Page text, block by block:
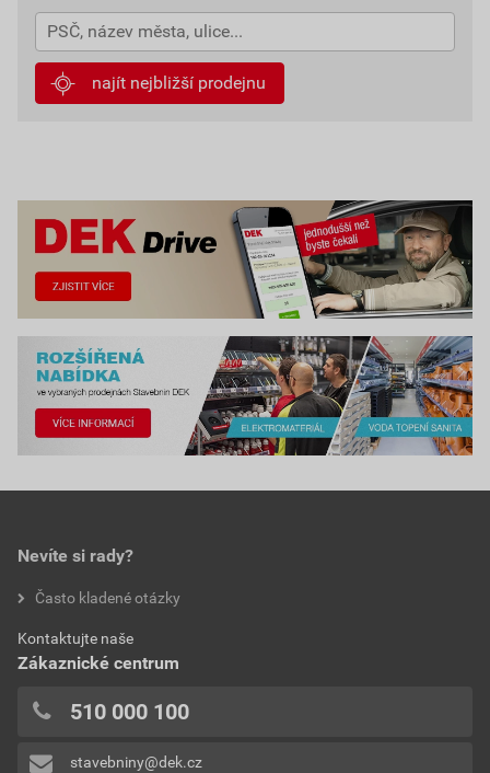
najít nejbližší prodejnu
Nevíte si rady?
Často kladené otázky
Kontaktujte naše
Zákaznické centrum
510 000 100
stavebniny@dek.cz